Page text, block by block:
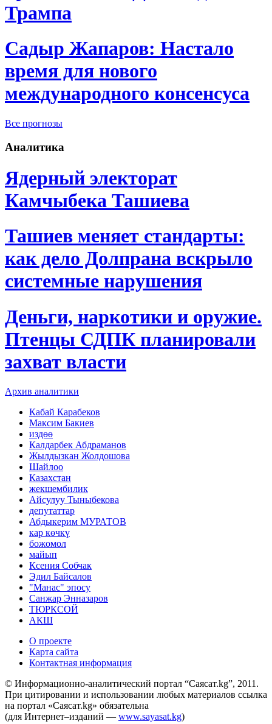
Трампа
Садыр Жапаров: Настало
время для нового
международного консенсуса
Все прогнозы
Аналитика
Ядерный электорат
Камчыбека Ташиева
Ташиев меняет стандарты:
как дело Долпрана вскрыло
системные нарушения
Деньги, наркотики и оружие.
Птенцы СДПК планировали
захват власти
Архив аналитики
Кабай Карабеков
Максим Бакиев
издөө
Калдарбек Абдраманов
Жылдызкан Жолдошова
Шайлоо
Казахстан
жекшембилик
Айсулуу Тыныбекова
депутаттар
Абдыкерим МУРАТОВ
кар көчкү
божомол
майып
Ксения Собчак
Эдил Байсалов
"Манас" эпосу
Санжар Энназаров
ТЮРКСОЙ
АКШ
О проекте
Карта сайта
Контактная информация
© Информационно-аналитический портал “Саясат.kg”, 2011.
При цитировании и использовании любых материалов ссылка
на портал «Саясат.kg» обязательна
(для Интернет–изданий — www.sayasat.kg)